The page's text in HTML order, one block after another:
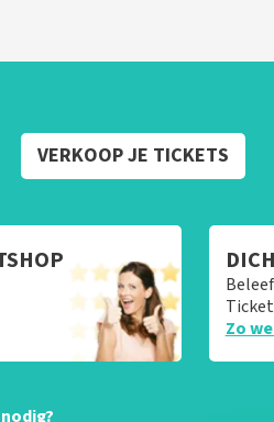
VERKOOP JE TICKETS
Zo